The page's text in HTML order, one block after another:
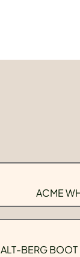
ACME
ALT-BERG